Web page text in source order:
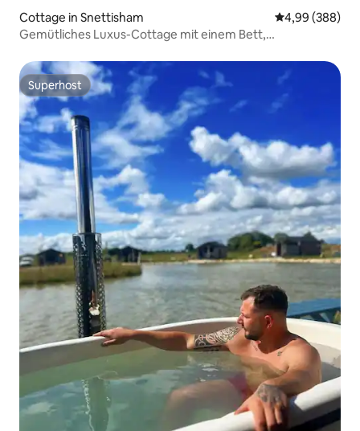
Cottage in Snettisham
4,99 (388)
Gemütliches Luxus-Cottage mit einem Bett,
Superhost
Superhost